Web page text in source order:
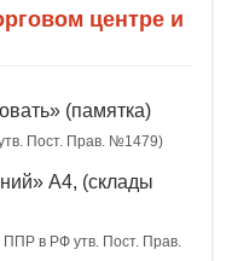
центре и
(памятка)
Пост. Прав. №1479)
А4, (склады
ППР в РФ утв. Пост. Прав.